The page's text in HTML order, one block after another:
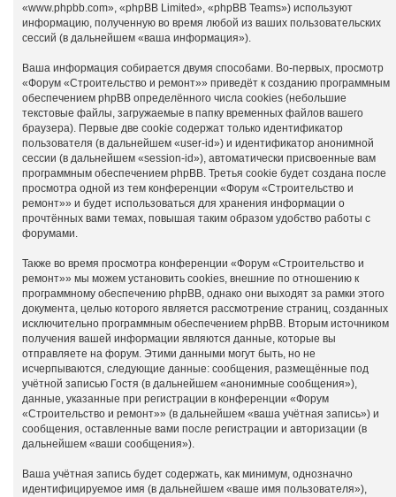
«www.phpbb.com», «phpBB Limited», «phpBB Teams») используют
информацию, полученную во время любой из ваших пользовательских
сессий (в дальнейшем «ваша информация»).
Ваша информация собирается двумя способами. Во-первых, просмотр
«Форум «Строительство и ремонт»» приведёт к созданию программным
обеспечением phpBB определённого числа cookies (небольшие
текстовые файлы, загружаемые в папку временных файлов вашего
браузера). Первые две cookie содержат только идентификатор
пользователя (в дальнейшем «user-id») и идентификатор анонимной
сессии (в дальнейшем «session-id»), автоматически присвоенные вам
программным обеспечением phpBB. Третья cookie будет создана после
просмотра одной из тем конференции «Форум «Строительство и
ремонт»» и будет использоваться для хранения информации о
прочтённых вами темах, повышая таким образом удобство работы с
форумами.
Также во время просмотра конференции «Форум «Строительство и
ремонт»» мы можем установить cookies, внешние по отношению к
программному обеспечению phpBB, однако они выходят за рамки этого
документа, целью которого является рассмотрение страниц, созданных
исключительно программным обеспечением phpBB. Вторым источником
получения вашей информации являются данные, которые вы
отправляете на форум. Этими данными могут быть, но не
исчерпываются, следующие данные: сообщения, размещённые под
учётной записью Гостя (в дальнейшем «анонимные сообщения»),
данные, указанные при регистрации в конференции «Форум
«Строительство и ремонт»» (в дальнейшем «ваша учётная запись») и
сообщения, оставленные вами после регистрации и авторизации (в
дальнейшем «ваши сообщения»).
Ваша учётная запись будет содержать, как минимум, однозначно
идентифицируемое имя (в дальнейшем «ваше имя пользователя»),